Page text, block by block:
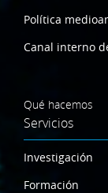
Política
Canal interno
Qué hacemos
Servicios
Investigación
Formación